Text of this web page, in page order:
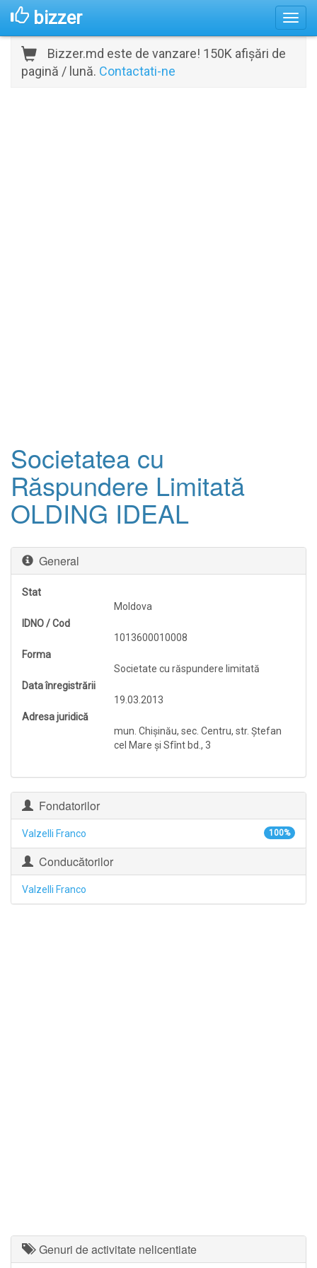
bizzer
Bizzer.md este de vanzare! 150K afișări de
pagină / lună. Contactati-ne
Societatea cu
Răspundere Limitată
OLDING IDEAL
General
Stat
Moldova
IDNO / Cod
1013600010008
Forma
Societate cu răspundere limitată
Data înregistrării
19.03.2013
Adresa juridică
mun. Chişinău, sec. Centru, str. Ştefan
cel Mare şi Sfînt bd., 3
Fondatorilor
Valzelli Franco 100%
Conducătorilor
Valzelli Franco
Genuri de activitate nelicentiate